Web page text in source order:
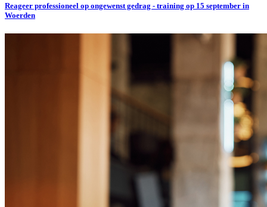
Reageer professioneel op ongewenst gedrag - training op 15 september in
Woerden